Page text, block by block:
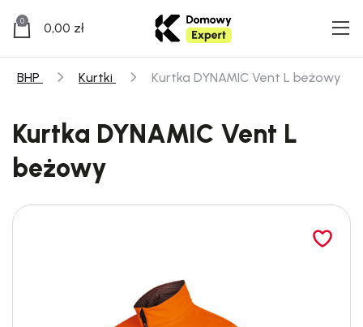
0 0,00 zł
BHP Kurtki Kurtka DYNAMIC Vent L beżowy
Kurtka DYNAMIC Vent L
beżowy